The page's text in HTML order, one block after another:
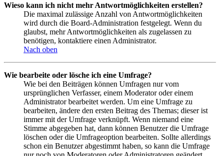
Wieso kann ich nicht mehr Antwortmöglichkeiten erstellen?
Die maximal zulässige Anzahl von Antwortmöglichkeiten
wird durch die Board-Administration festgelegt. Wenn du
glaubst, mehr Antwortmöglichkeiten als zugelassen zu
benötigen, kontaktiere einen Administrator.
Nach oben
Wie bearbeite oder lösche ich eine Umfrage?
Wie bei den Beiträgen können Umfragen nur vom
ursprünglichen Verfasser, einem Moderator oder einem
Administrator bearbeitet werden. Um eine Umfrage zu
bearbeiten, ändere den ersten Beitrag des Themas; dieser ist
immer mit der Umfrage verknüpft. Wenn niemand eine
Stimme abgegeben hat, dann können Benutzer die Umfrage
löschen oder die Umfrageoption bearbeiten. Sollte allerdings
schon ein Benutzer abgestimmt haben, so kann die Umfrage